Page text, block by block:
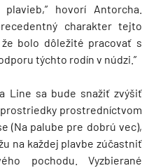
hovorí Antorcha.
charakter tejto
bolo dôležité pracovať s
týchto rodín v núdzi.”
Line sa bude snažiť zvýšiť
prostredníctvom
(Na palube pre dobrú vec),
na každej plavbe zúčastniť
pochodu. Vyzbierané